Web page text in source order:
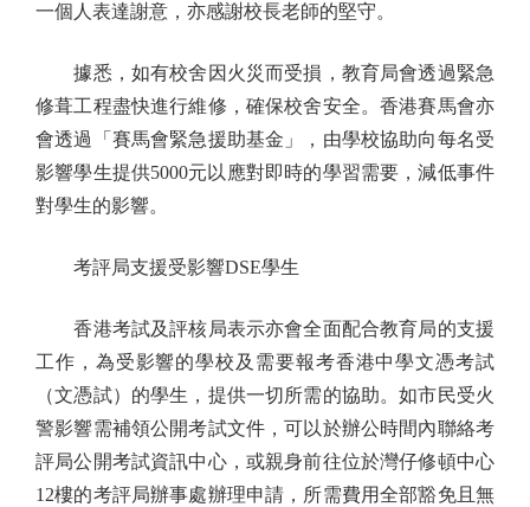
一個人表達謝意，亦感謝校長老師的堅守。
據悉，如有校舍因火災而受損，教育局會透過緊急
修葺工程盡快進行維修，確保校舍安全。香港賽馬會亦
會透過「賽馬會緊急援助基金」，由學校協助向每名受
影響學生提供5000元以應對即時的學習需要，減低事件
對學生的影響。
考評局支援受影響DSE學生
香港考試及評核局表示亦會全面配合教育局的支援
工作，為受影響的學校及需要報考香港中學文憑考試
（文憑試）的學生，提供一切所需的協助。如市民受火
警影響需補領公開考試文件，可以於辦公時間內聯絡考
評局公開考試資訊中心，或親身前往位於灣仔修頓中心
12樓的考評局辦事處辦理申請，所需費用全部豁免且無